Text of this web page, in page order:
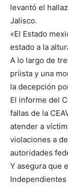
levantó el
Jalisco.
«El Estado
estado a la
A lo largo de
priista y una
la decepción
El informe del
fallas de la
atender a
violaciones a
autoridades
Y asegura que
Independientes